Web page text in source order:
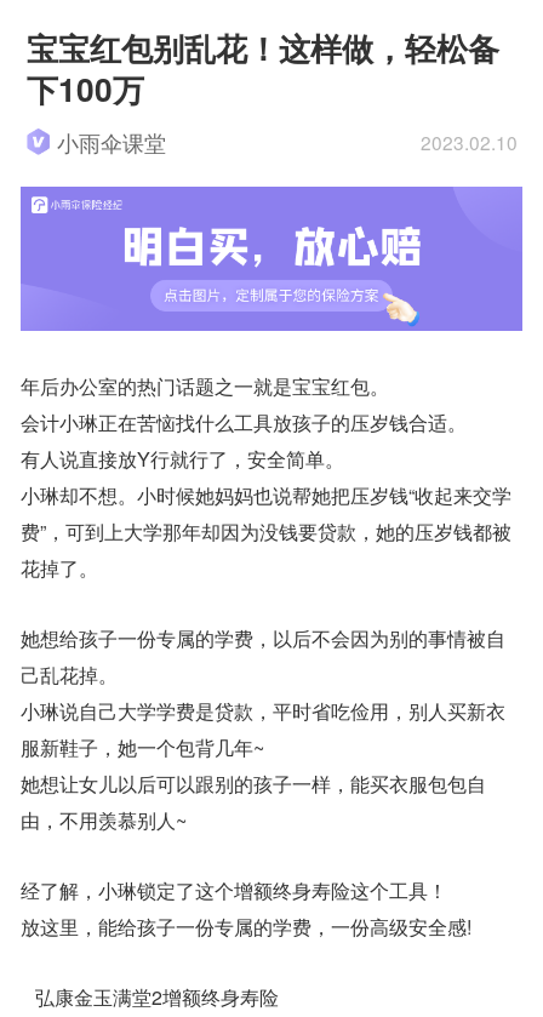
宝宝红包别乱花！这样做，轻松备
下100万
小雨伞课堂 2023.02.10
年后办公室的热门话题之一就是宝宝红包。
会计小琳正在苦恼找什么工具放孩子的压岁钱合适。
有人说直接放Y行就行了，安全简单。
小琳却不想。小时候她妈妈也说帮她把压岁钱“收起来交学
费”，可到上大学那年却因为没钱要贷款，她的压岁钱都被
花掉了。
她想给孩子一份专属的学费，以后不会因为别的事情被自
己乱花掉。
小琳说自己大学学费是贷款，平时省吃俭用，别人买新衣
服新鞋子，她一个包背几年~
她想让女儿以后可以跟别的孩子一样，能买衣服包包自
由，不用羡慕别人~
经了解，小琳锁定了这个增额终身寿险这个工具！
放这里，能给孩子一份专属的学费，一份高级安全感!
弘康金玉满堂2增额终身寿险